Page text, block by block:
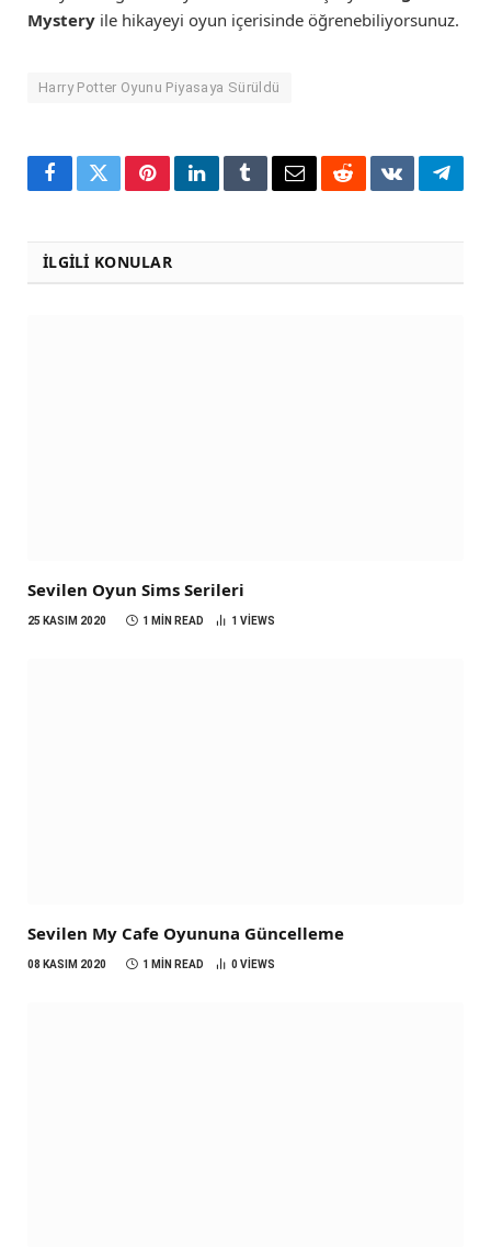
Mystery ile hikayeyi oyun içerisinde öğrenebiliyorsunuz.
Harry Potter Oyunu Piyasaya Sürüldü
FacebookTwitterPinterestLinkedInTumblrEmailRedditVKontakte
İLGILI KONULAR
Sevilen Oyun Sims Serileri
25 KASIM 2020 1 MIN READ 1 VIEWS
Sevilen My Cafe Oyununa Güncelleme
08 KASIM 2020 1 MIN READ 0 VIEWS